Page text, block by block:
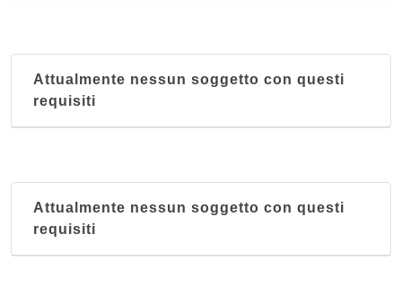
Attualmente nessun soggetto con questi
requisiti
Attualmente nessun soggetto con questi
requisiti